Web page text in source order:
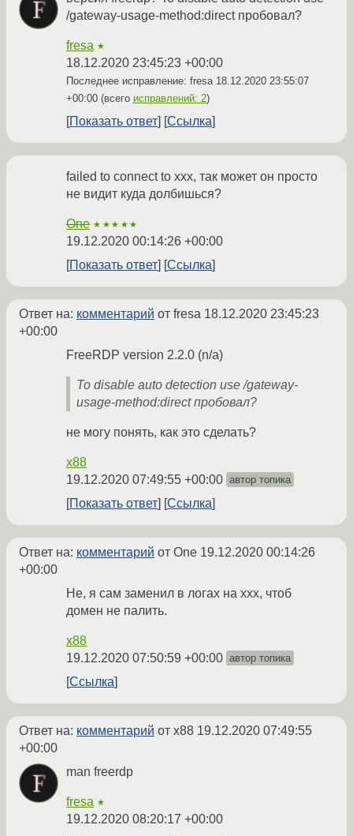
/gateway-usage-method:direct пробовал?
fresa ★
18.12.2020 23:45:23 +00:00
Последнее исправление: fresa 18.12.2020 23:55:07
+00:00 (всего исправлений: 2)
Показать ответ Ссылка
failed to connect to ххх, так может он просто
не видит куда долбишься?
One ★★★★★
19.12.2020 00:14:26 +00:00
Показать ответ
Ссылка
Ответ на: комментарий от fresa 18.12.2020 23:45:23
+00:00
FreeRDP version 2.2.0 (n/a)
To disable auto detection use /gateway-
usage-method:direct пробовал?
не могу понять, как это сделать?
x88
19.12.2020 07:49:55 +00:00 автор топика
Показать ответ Ссылка
Ответ на: комментарий от One 19.12.2020 00:14:26
+00:00
Не, я сам заменил в логах на ххх, чтоб
домен не палить.
x88
19.12.2020 07:50:59 +00:00 автор топика
Ссылка
Ответ на: комментарий от x88 19.12.2020 07:49:55
+00:00
man freerdp
fresa ★
19.12.2020 08:20:17 +00:00